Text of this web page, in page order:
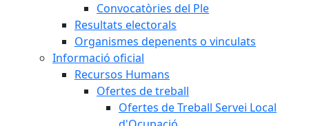
Convocatòries del Ple
Resultats electorals
Organismes depenents o vinculats
Informació oficial
Recursos Humans
Ofertes de treball
Ofertes de Treball Servei Local